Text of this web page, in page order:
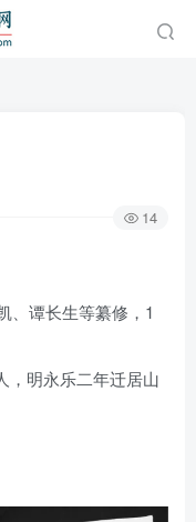
14
、谭长生等纂修，1
，明永乐二年迁居山